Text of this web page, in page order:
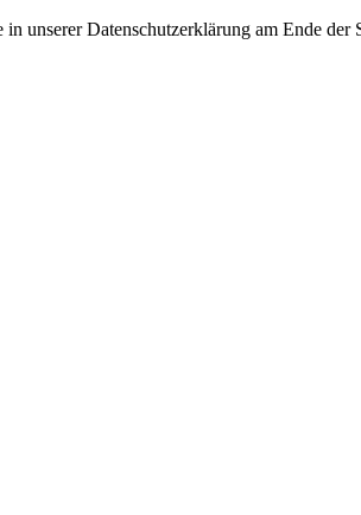
unserer Datenschutzerklärung am Ende